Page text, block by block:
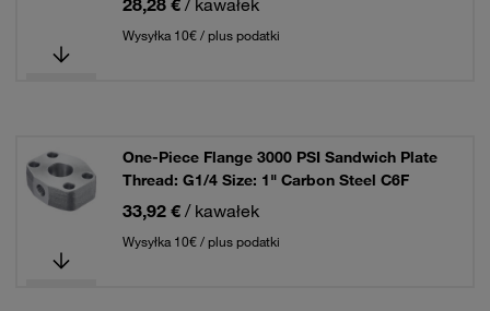
28,28 € / kawałek
Wysyłka 10€ / plus podatki
One-Piece Flange 3000 PSI Sandwich Plate
Thread: G1/4 Size: 1" Carbon Steel C6F
33,92 € / kawałek
Wysyłka 10€ / plus podatki